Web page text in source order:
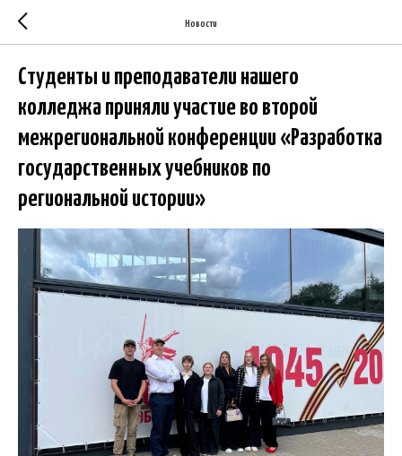
Новости
Студенты и преподаватели нашего
колледжа приняли участие во второй
межрегиональной конференции «Разработка
государственных учебников по
региональной истории»